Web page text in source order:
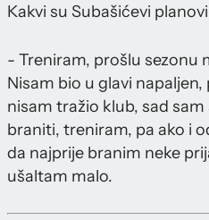
Kakvi su Subašićevi
- Treniram, prošlu sezonu
Nisam bio u glavi
nisam tražio klub, sad sam
braniti, treniram, pa ako i
da najprije branim neke
ušaltam malo.